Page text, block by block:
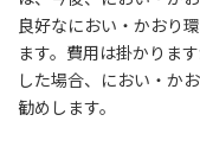
良好なにおい・かおり
ます。費用は掛かりま
した場合、におい・か
勧めします。